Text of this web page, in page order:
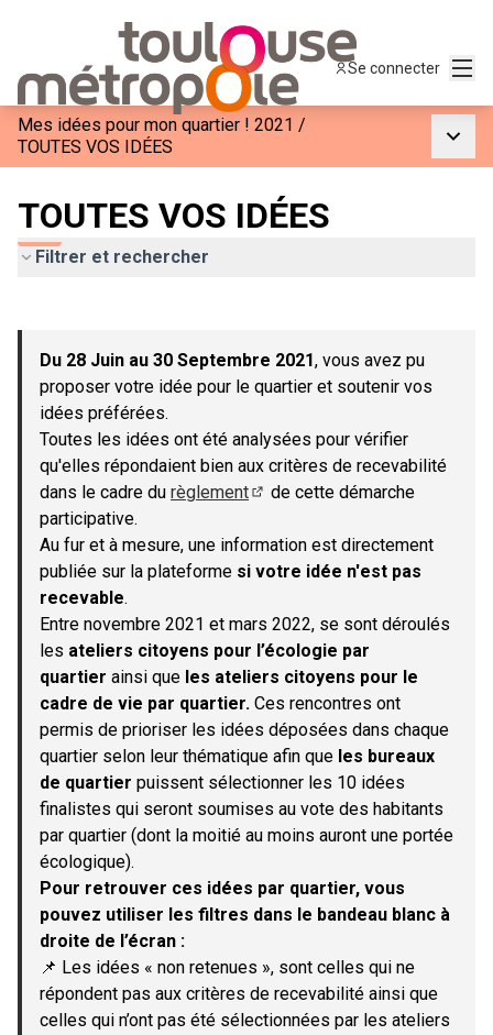
Se connecter
Mes idées pour mon quartier ! 2021 /
TOUTES VOS IDÉES
TOUTES VOS IDÉES
Filtrer et rechercher
−
Du 28 Juin au 30 Septembre 2021, vous avez pu
proposer votre idée pour le quartier et soutenir vos
idées préférées.
Toutes les idées ont été analysées pour vérifier
qu'elles répondaient bien aux critères de recevabilité
dans le cadre du règlement
de cette démarche
participative.
Au fur et à mesure, une information est directement
publiée sur la plateforme si votre idée n'est pas
recevable.
Entre novembre 2021 et mars 2022, se sont déroulés
les ateliers citoyens pour l’écologie par
quartier ainsi que les ateliers citoyens pour le
cadre de vie par quartier. Ces rencontres ont
permis de prioriser les idées déposées dans chaque
quartier selon leur thématique afin que les bureaux
de quartier puissent sélectionner les 10 idées
finalistes qui seront soumises au vote des habitants
par quartier (dont la moitié au moins auront une portée
écologique).
Pour retrouver ces idées par quartier, vous
pouvez utiliser les filtres dans le bandeau blanc à
droite de l’écran :
📌 Les idées « non retenues », sont celles qui ne
répondent pas aux critères de recevabilité ainsi que
celles qui n’ont pas été sélectionnées par les ateliers